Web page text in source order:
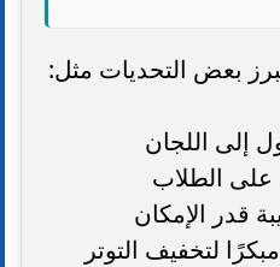
بعض التحديات مثل:
إلى اللجان
على الطلاب
قدر الإمكان
لتخفيف التوتر